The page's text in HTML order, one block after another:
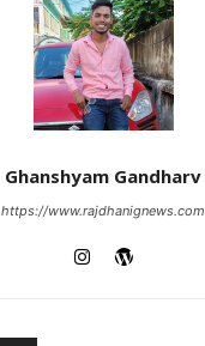
Ghanshyam Gandharv
https://www.rajdhanignews.com